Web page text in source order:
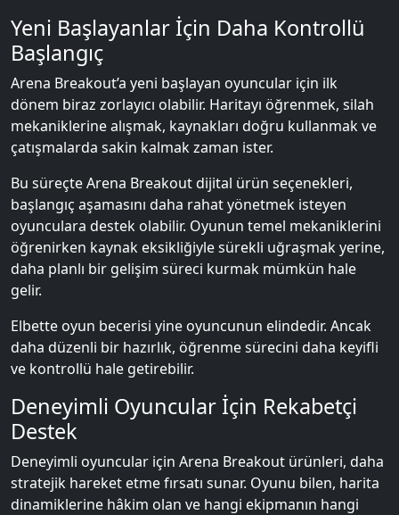
Yeni Başlayanlar İçin Daha Kontrollü
Başlangıç
Arena Breakout’a yeni başlayan oyuncular için ilk
dönem biraz zorlayıcı olabilir. Haritayı öğrenmek, silah
mekaniklerine alışmak, kaynakları doğru kullanmak ve
çatışmalarda sakin kalmak zaman ister.
Bu süreçte Arena Breakout dijital ürün seçenekleri,
başlangıç aşamasını daha rahat yönetmek isteyen
oyunculara destek olabilir. Oyunun temel mekaniklerini
öğrenirken kaynak eksikliğiyle sürekli uğraşmak yerine,
daha planlı bir gelişim süreci kurmak mümkün hale
gelir.
Elbette oyun becerisi yine oyuncunun elindedir. Ancak
daha düzenli bir hazırlık, öğrenme sürecini daha keyifli
ve kontrollü hale getirebilir.
Deneyimli Oyuncular İçin Rekabetçi
Destek
Deneyimli oyuncular için Arena Breakout ürünleri, daha
stratejik hareket etme fırsatı sunar. Oyunu bilen, harita
dinamiklerine hâkim olan ve hangi ekipmanın hangi